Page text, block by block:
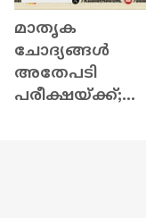
മാതൃക
ചോദ്യങ്ങൾ
അതേപടി
പരീക്ഷയ്ക്ക്;